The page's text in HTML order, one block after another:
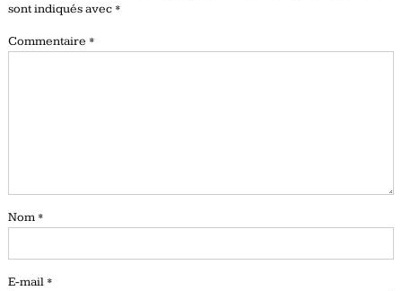
sont indiqués avec *
Commentaire *
Nom *
E-mail *